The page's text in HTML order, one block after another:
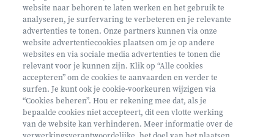
Volg ons op
Volg onze Facebook pagina
Volg onze Instagram pagina
Volg onze LinkedIn pagina
Volg onze TikTok pagina
website naar behoren te laten werken en het gebruik te
analyseren, je surfervaring te verbeteren en je relevante
advertenties te tonen. Onze partners kunnen via onze
website advertentiecookies plaatsen om je op andere
websites en via sociale media advertenties te tonen die
relevant voor je kunnen zijn. Klik op “Alle cookies
accepteren” om de cookies te aanvaarden en verder te
surfen. Je kunt ook je cookie-voorkeuren wijzigen via
“Cookies beheren”. Hou er rekening mee dat, als je
bepaalde cookies niet accepteert, dit een vlotte werking
van de website kan verhinderen. Meer informatie over de